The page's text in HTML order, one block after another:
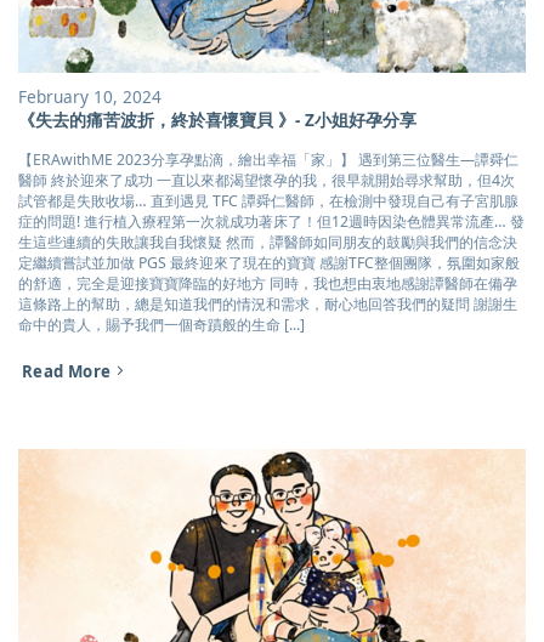
February 10, 2024
《失去的痛苦波折，終於喜懷寶貝 》- Z小姐好孕分享
【ERAwithME 2023分享孕點滴，繪出幸福「家」】 遇到第三位醫生—譚舜仁
醫師 終於迎來了成功 一直以來都渴望懷孕的我，很早就開始尋求幫助，但4次
試管都是失敗收場… 直到遇見 TFC 譚舜仁醫師，在檢測中發現自己有子宮肌腺
症的問題! 進行植入療程第一次就成功著床了！但12週時因染色體異常流產… 發
生這些連續的失敗讓我自我懷疑 然而，譚醫師如同朋友的鼓勵與我們的信念決
定繼續嘗試並加做 PGS 最終迎來了現在的寶寶 感謝TFC整個團隊，氛圍如家般
的舒適，完全是迎接寶寶降臨的好地方 同時，我也想由衷地感謝譚醫師在備孕
這條路上的幫助，總是知道我們的情況和需求，耐心地回答我們的疑問 謝謝生
命中的貴人，賜予我們一個奇蹟般的生命 [...]
Read More